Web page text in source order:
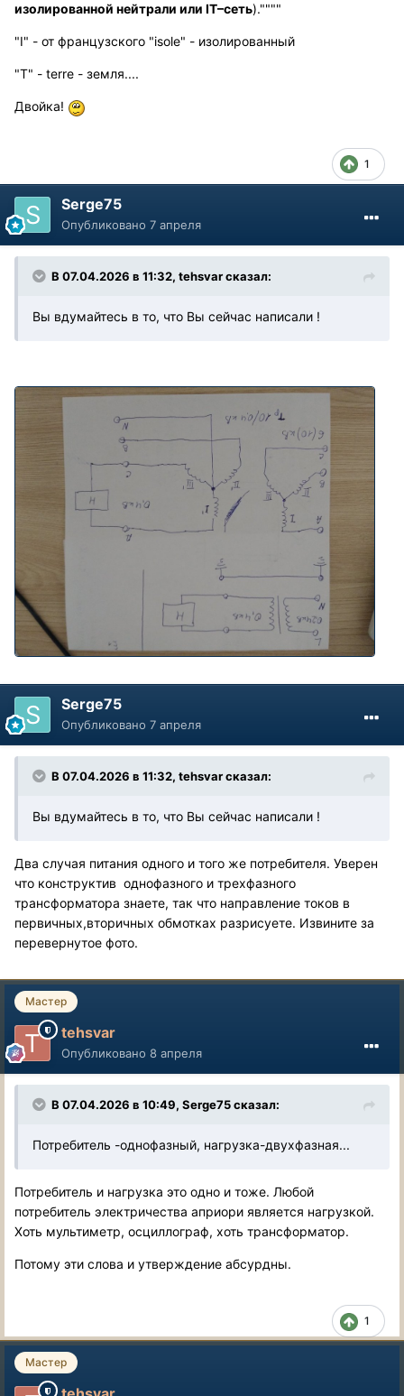
изолированной нейтрали или IT–сеть).""""
"I" - от французского "isole" - изолированный
"T" - terre - земля....
Двойка!
1
Serge75
Опубликовано 7 апреля
В 07.04.2026 в 11:32, tehsvarсказал:
Вы вдумайтесь в то, что Вы сейчас написали !
Serge75
Опубликовано 7 апреля
В 07.04.2026 в 11:32, tehsvarсказал:
Вы вдумайтесь в то, что Вы сейчас написали !
Два случая питания одного и того же потребителя. Уверен
что конструктив однофазного и трехфазного
трансформатора знаете, так что направление токов в
первичных,вторичных обмотках разрисуете. Извините за
перевернутое фото.
Мастер
tehsvar
Опубликовано 8 апреля
В 07.04.2026 в 10:49, Serge75сказал:
Потребитель -однофазный, нагрузка-двухфазная...
Потребитель и нагрузка это одно и тоже. Любой
потребитель электричества априори является нагрузкой.
Хоть мультиметр, осциллограф, хоть трансформатор.
Потому эти слова и утверждение абсурдны.
1
Мастер